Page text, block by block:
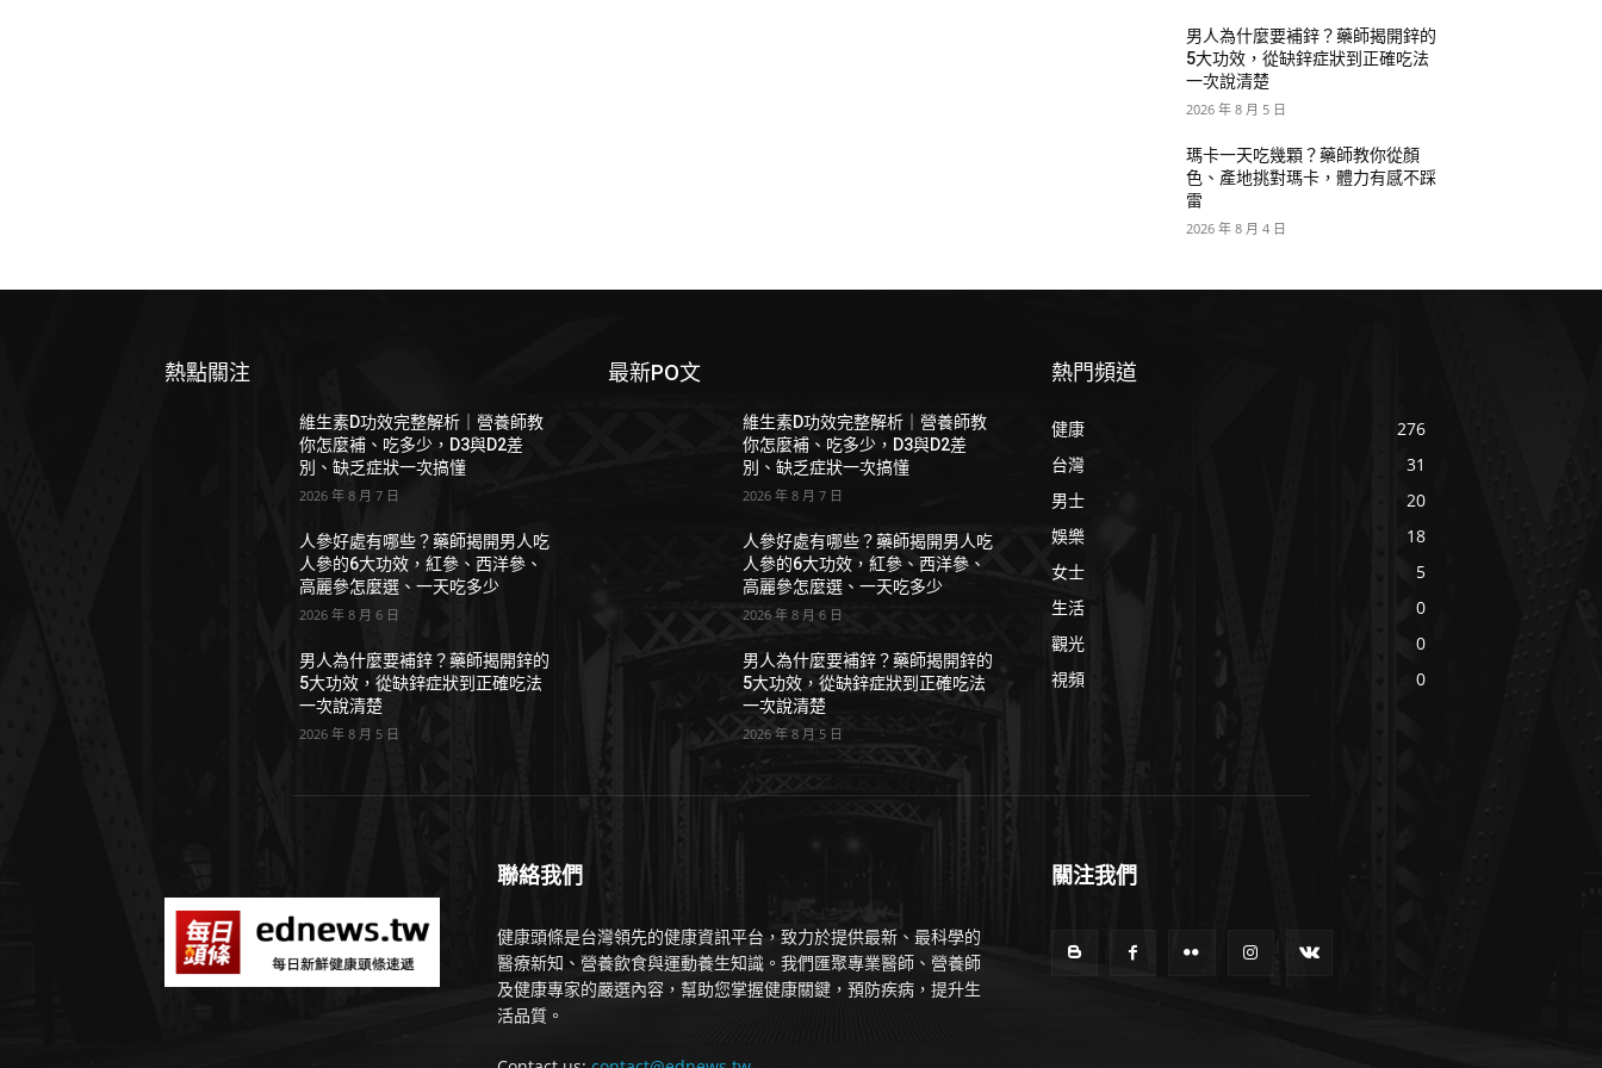
男人為什麼要補鋅？藥師揭開鋅的
5大功效，從缺鋅症狀到正確吃法
一次說清楚
2026 年 8 月 5 日
瑪卡一天吃幾顆？藥師教你從顏
色、產地挑對瑪卡，體力有感不踩
雷
2026 年 8 月 4 日
熱點關注
維生素D功效完整解析｜營養師教
你怎麼補、吃多少，D3與D2差
別、缺乏症狀一次搞懂
2026 年 8 月 7 日
人參好處有哪些？藥師揭開男人吃
人參的6大功效，紅參、西洋參、
高麗參怎麼選、一天吃多少
2026 年 8 月 6 日
男人為什麼要補鋅？藥師揭開鋅的
5大功效，從缺鋅症狀到正確吃法
一次說清楚
2026 年 8 月 5 日
最新PO文
維生素D功效完整解析｜營養師教
你怎麼補、吃多少，D3與D2差
別、缺乏症狀一次搞懂
2026 年 8 月 7 日
人參好處有哪些？藥師揭開男人吃
人參的6大功效，紅參、西洋參、
高麗參怎麼選、一天吃多少
2026 年 8 月 6 日
男人為什麼要補鋅？藥師揭開鋅的
5大功效，從缺鋅症狀到正確吃法
一次說清楚
2026 年 8 月 5 日
熱門頻道
健康
276
台灣
31
男士
20
娛樂
18
女士
5
生活
0
觀光
0
視頻
0
聯絡我們
健康頭條是台灣領先的健康資訊平台，致力於提供最新、最科學的
醫療新知、營養飲食與運動養生知識。我們匯聚專業醫師、營養師
及健康專家的嚴選內容，幫助您掌握健康關鍵，預防疾病，提升生
活品質。
關注我們